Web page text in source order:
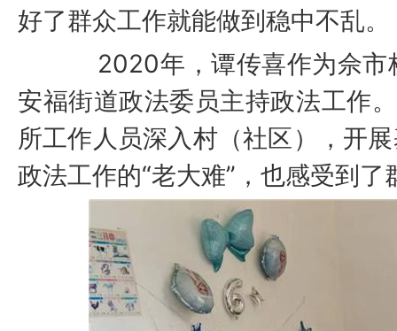
好了群众工作就能做到稳中不乱。
2020年，谭传喜作为佘市
安福街道政法委员主持政法工作
所工作人员深入村（社区），开
政法工作的“老大难”，也感受到